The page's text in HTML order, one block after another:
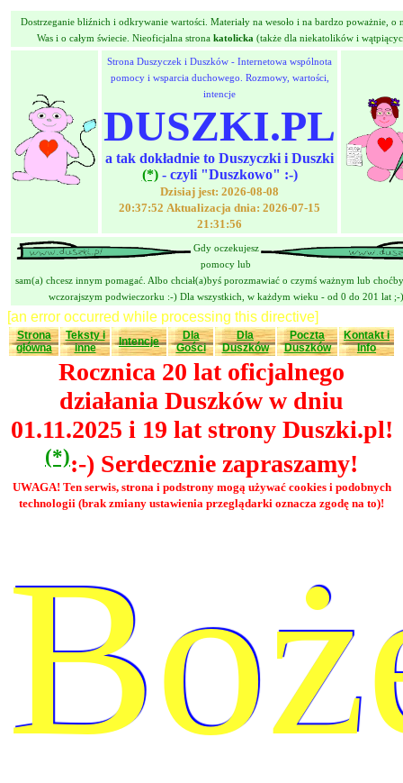
Dostrzeganie bliźnich i odkrywanie wartości. Materiały na wesoło i na bardzo poważnie, o
Was i o całym świecie. Nieoficjalna strona katolicka (także dla niekatolików i
Strona Duszyczek i Duszków - Internetowa wspólnota
pomocy i wsparcia duchowego. Rozmowy, wartości,
intencje
DUSZKI.PL
a tak dokładnie to Duszyczki i Duszki
(*)- czyli "Duszkowo" :-)
Dzisiaj jest: 2026-08-08
20:37:52 Aktualizacja dnia: 2026-07-15
21:31:56
Gdy oczekujesz
pomocy lub
sam(a) chcesz innym pomagać. Albo chciał(a)byś porozmawiać o czymś ważnym lub
wczorajszym podwieczorku :-) Dla wszystkich, w każdym wieku - od 0 do 201 lat ;-)
[an error occurred while processing this directive]
Strona
główna
Teksty i
inne
Intencje
Dla
Gości
Dla
Duszków
Poczta
Duszków
Kontakt i
Info
Rocznica 20 lat oficjalnego
działania Duszków w dniu
01.11.2025 i 19 lat strony Duszki.pl!
(*):-) Serdecznie zapraszamy!
UWAGA! Ten serwis, strona i podstrony mogą używać cookies i podobnych
technologii (brak zmiany ustawienia przeglądarki oznacza zgodę na to)!